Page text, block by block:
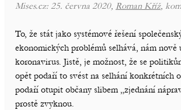
Mises.cz: 25. června 2020, Roman Kříž,
To, že stát jako systémové řešení
ekonomických problémů selhává, nám nově
koronavirus. Jistě, je možnost, že se
opět podaří to svést na selhání konkrétních
podaří otupit občany slibem „zjednání
prostě zvyknou.